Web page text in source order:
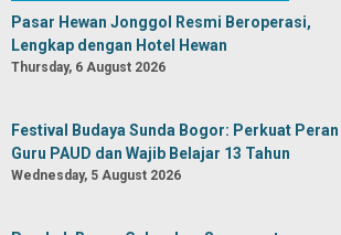
Pasar Hewan Jonggol Resmi Beroperasi,
Lengkap dengan Hotel Hewan
Thursday, 6 August 2026
Festival Budaya Sunda Bogor: Perkuat Peran
Guru PAUD dan Wajib Belajar 13 Tahun
Wednesday, 5 August 2026